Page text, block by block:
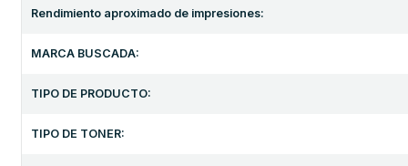
Rendimiento aproximado de impresiones:
MARCA BUSCADA:
TIPO DE PRODUCTO:
TIPO DE TONER: